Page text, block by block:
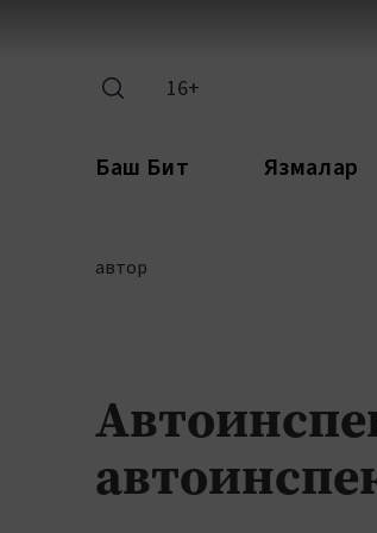
16+
Баш Бит Язмалар
автор